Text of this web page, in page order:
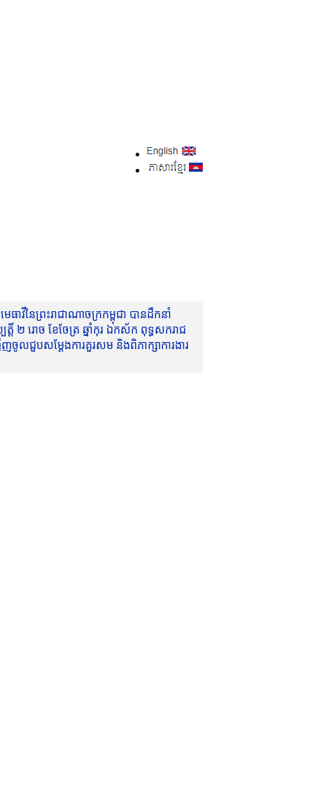
វីនៃព្រះរាជាណាចក្រកម្ពុជា បានដឹកនាំ
២ រោច ខែចែត្រ ឆ្នាំកុរ ឯកស័ក ពុទ្ធសករាជ
ចូលជួបសម្តែងការគួរសម និងពិភាក្សាការងារ